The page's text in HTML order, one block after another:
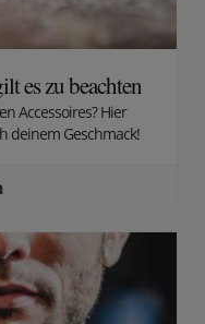
es zu beachten
Accessoires? Hier
deinem Geschmack!